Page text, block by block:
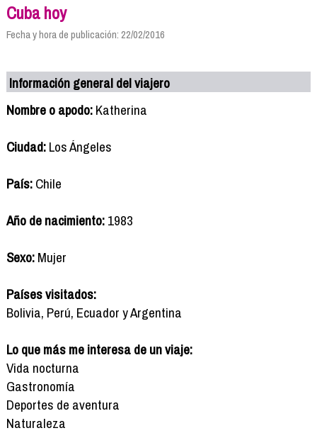
Cuba hoy
Fecha y hora de publicación: 22/02/2016
Información general del viajero
Nombre o apodo:Katherina
Ciudad:Los Ángeles
País:Chile
Año de nacimiento:1983
Sexo:Mujer
Países visitados:
Bolivia, Perú, Ecuador y Argentina
Lo que más me interesa de un viaje:
Vida nocturna
Gastronomía
Deportes de aventura
Naturaleza